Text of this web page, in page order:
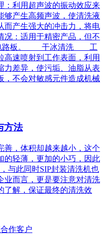
用超声波的振动效应来
够产生高频声波，使清洗液
而产生强大的冲击力，将电
：适用于精密产品，但不
电路板。 干冰清洗 工
高速喷射到工作表面，利用
力差异，使污垢、油脂从表
不会对敏感元件造成机械
方法
善，体积却越来越小，这个
的轻薄，更加的小巧，因此
与此同时SIP封装清洗机也
业而言，更是要注意对清洗
了解，保证最终的清洗效
合作客户